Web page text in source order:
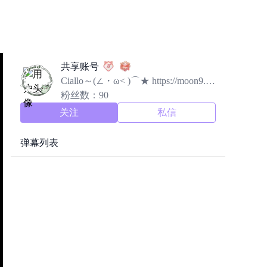
共享账号
Ciallo～(∠・ω< )⌒★ https://moon9.to
p/
粉丝数：90
关注
私信
弹幕列表